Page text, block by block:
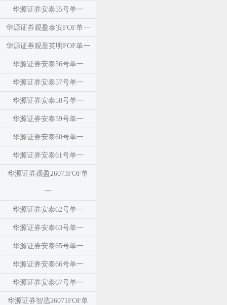
华源证券安泰55号单一
华源证券观盈泰安FOF单一
华源证券观盈英明FOF单一
华源证券安泰56号单一
华源证券安泰57号单一
华源证券安泰58号单一
华源证券安泰59号单一
华源证券安泰60号单一
华源证券安泰61号单一
华源证券观盈26073FOF单
一
华源证券安泰62号单一
华源证券安泰63号单一
华源证券安泰65号单一
华源证券安泰66号单一
华源证券安泰67号单一
华源证券智选26071FOF单